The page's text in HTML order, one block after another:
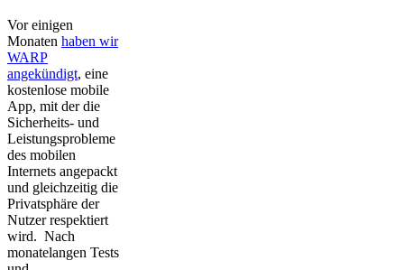
Vor einigen
Monaten haben wir
WARP
angekündigt, eine
kostenlose mobile
App, mit der die
Sicherheits- und
Leistungsprobleme
des mobilen
Internets angepackt
und gleichzeitig die
Privatsphäre der
Nutzer respektiert
wird. Nach
monatelangen Tests